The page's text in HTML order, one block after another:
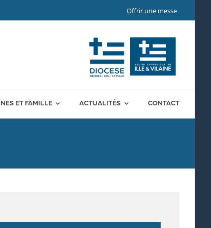
Offrir une messe
ET FAMILLE ACTUALITÉS CONTACT